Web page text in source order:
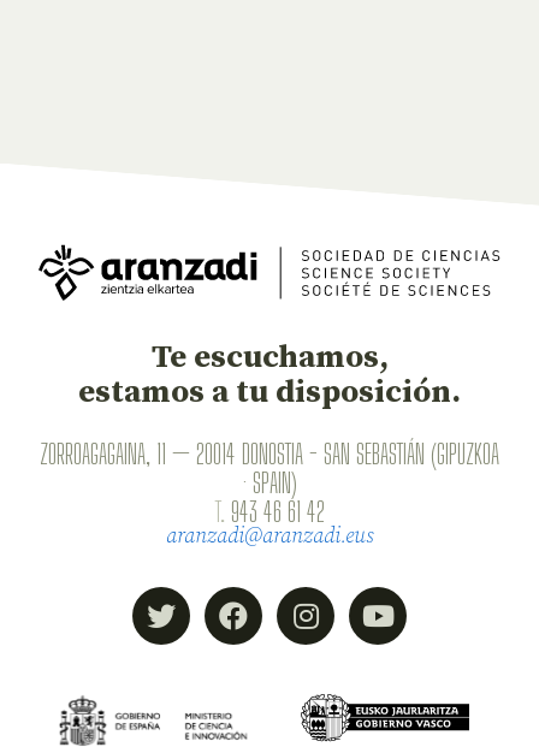
Te escuchamos,
estamos a tu disposición.
ZORROAGAGAINA, 11 — 20014 DONOSTIA - SAN SEBASTIÁN (GIPUZKOA
· SPAIN)
T. 943 46 61 42
aranzadi@aranzadi.eus